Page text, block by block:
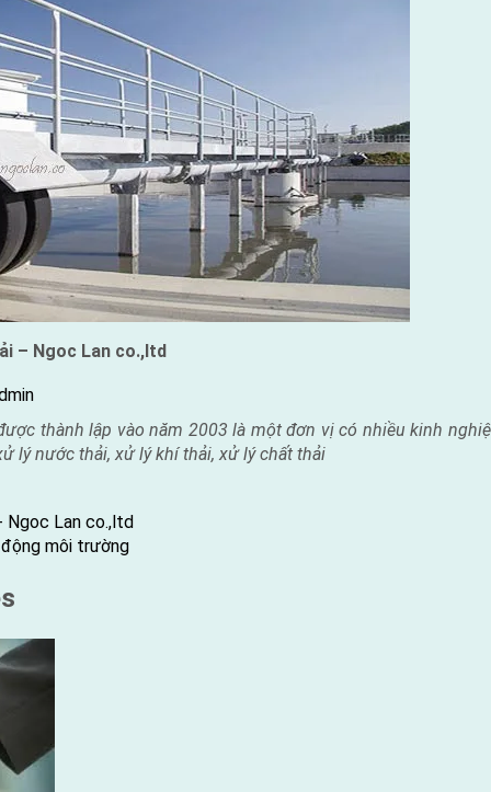
– Ngoc Lan co.,ltd
thành lập vào năm 2003 là một đơn vị có nhiều kinh
lý nước thải, xử lý khí thải, xử lý chất thải
Ngoc Lan co.,ltd
môi trường